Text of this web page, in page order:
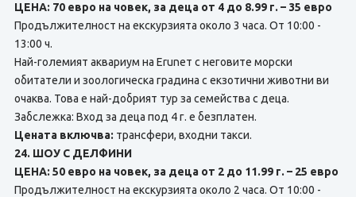
ЦЕНА: 70 евро на човек, за деца от 4 до 8.99 г. – 35 евро
Продължителност на екскурзията около 3 часа. От 10:00 -
13:00 ч.
Най-големият аквариум на Eruneт с неговите морски
обитатели и зоологическа градина с екзотични животни ви
очаква. Това е най-добрият тур за семейства с деца.
Забслежка: Вход за деца под 4 г. е безплатен.
Цената включва: трансфери, входни такси.
24. ШОУ С ДЕЛФИНИ
ЦЕНА: 50 евро на човек, за деца от 2 до 11.99 г. – 25 евро
Продължителност на екскурзията около 2 часа. От 10:00 -